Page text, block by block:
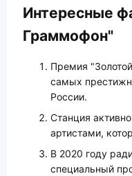
Интересные
Граммофон"
Премия
самых
России.
Станция
артистами,
В 2020 году
специальный